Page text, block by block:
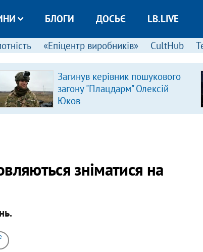
БЛОГИ ДОСЬЄ LB.LIVE
«Епіцентр виробників» CultHub
Загинув керівник пошукового
загону "Плацдарм" Олексій
Юков
зніматися на